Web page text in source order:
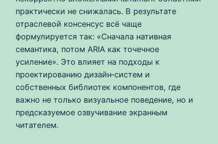
практически не снижалась. В результате
отраслевой консенсус всё чаще
формулируется так: «Сначала нативная
семантика, потом ARIA как точечное
усиление». Это влияет на подходы к
проектированию дизайн‑систем и
собственных библиотек компонентов, где
важно не только визуальное поведение, но и
предсказуемое озвучивание экранным
читателем.